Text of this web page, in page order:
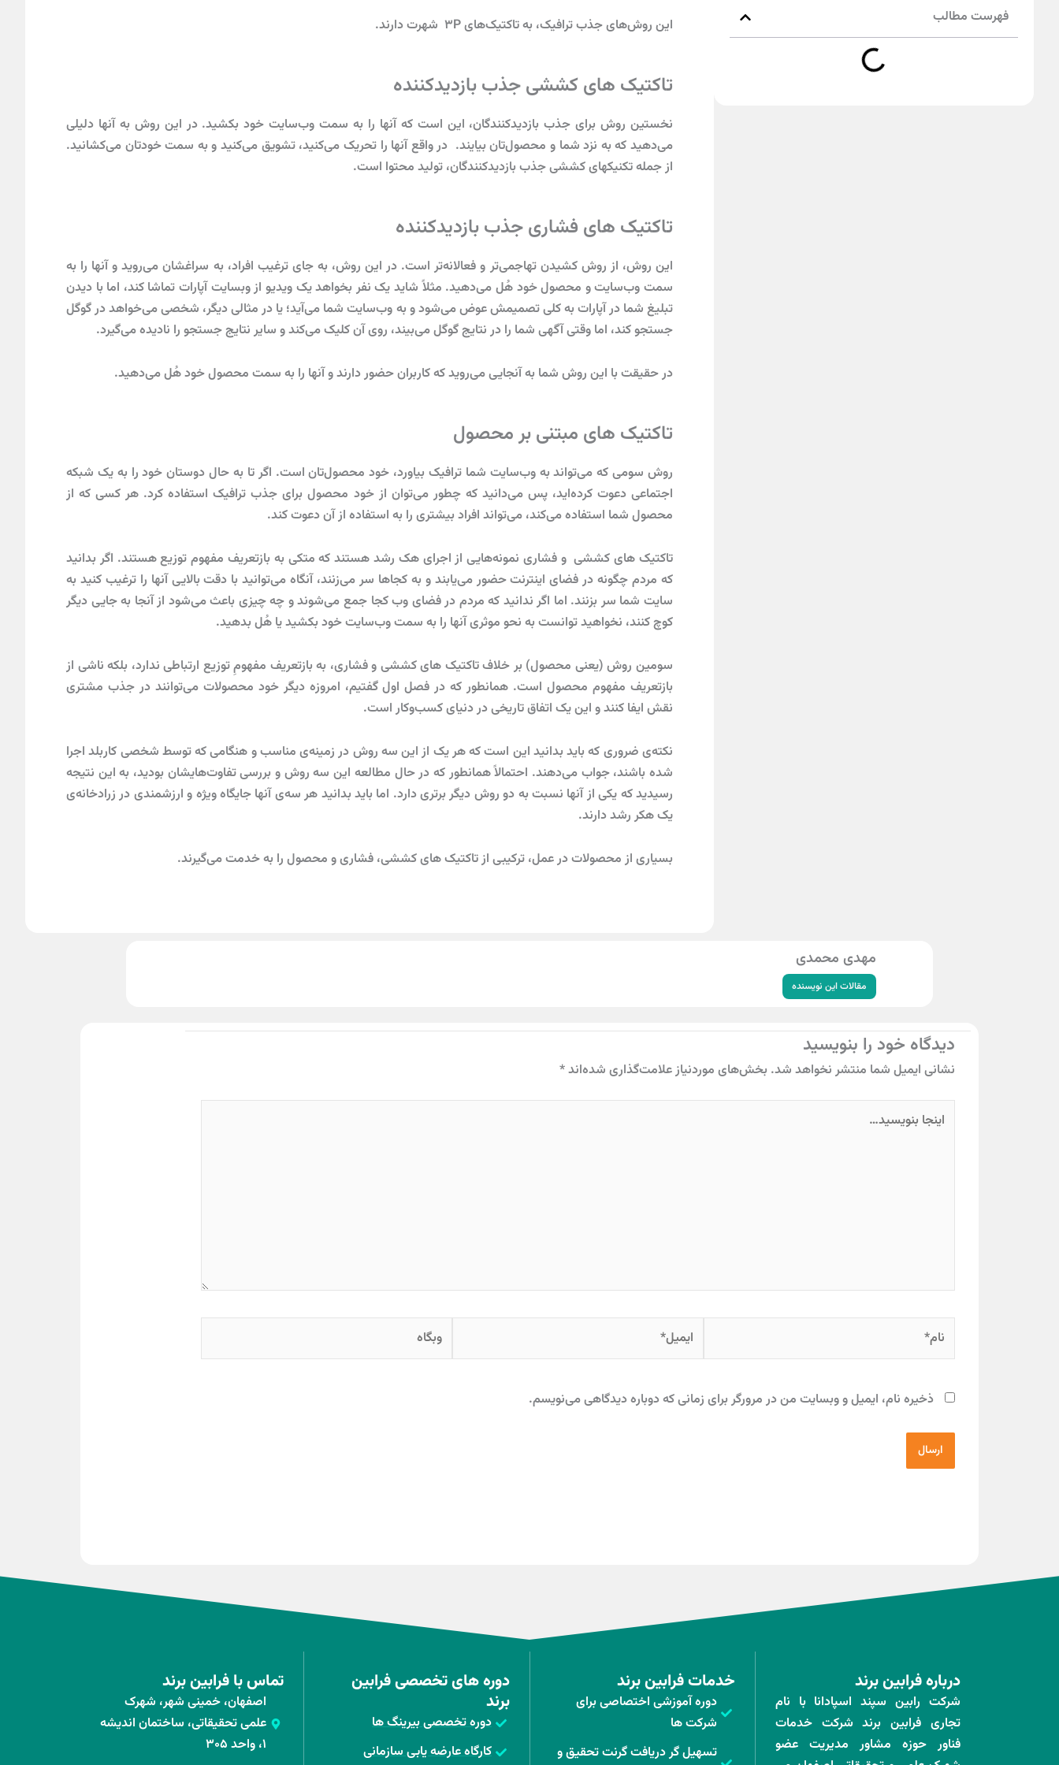
فهرست مطالب این روش‌های جذب ترافیک، به تاکتیک‌های 3P شهرت دارند.
تاکتیک های کششی جذب بازدیدکننده
نخستین روش برای جذب بازدیدکنندگان، این است که آنها را به سمت وب‌سایت خود بکشید. در این روش به آنها دلیلی
می‌دهید که به نزد شما و محصول‌تان بیایند. در واقع آنها را تحریک می‌کنید، تشویق می‌کنید و به سمت خودتان می‌کشانید.
از جمله تکنیک­های کششی جذب بازدیدکنندگان، تولید محتوا است.
تاکتیک های فشاری جذب بازدیدکننده
این روش، از روش کشیدن تهاجمی‌تر و فعالانه‌تر است. در این روش، به جای ترغیب افراد، به سراغشان می‌روید و آنها را به
سمت وب‌سایت و محصول خود هُل می‌دهید. مثلاً شاید یک نفر بخواهد یک ویدیو از وبسایت آپارات تماشا کند، اما با دیدن
تبلیغ شما در آپارات به کلی تصمیمش عوض می‌شود و به وب‌سایت شما می‌آید؛ یا در مثالی دیگر، شخصی می‌خواهد در گوگل
جستجو کند، اما وقتی آگهی شما را در نتایج گوگل می‌بیند، روی آن کلیک می‌کند و سایر نتایج جستجو را نادیده می‌گیرد.
در حقیقت با این روش شما به آنجایی می‌روید که کاربران حضور دارند و آنها را به سمت محصول خود هُل می‌دهید.
تاکتیک های مبتنی بر محصول
روش سومی که می‌تواند به وب‌سایت شما ترافیک بیاورد، خود محصول‌تان است. اگر تا به حال دوستان خود را به یک شبکه
اجتماعی دعوت کرده‌اید، پس می‌دانید که چطور می‌توان از خود محصول برای جذب ترافیک استفاده کرد. هر کسی که از
محصول شما استفاده می‌کند، می‌تواند افراد بیشتری را به استفاده از آن دعوت کند.
تاکتیک های کششی و فشاری نمونه‌هایی از اجرای هک رشد هستند که متکی به بازتعریف مفهوم توزیع هستند. اگر بدانید
که مردم چگونه در فضای اینترنت حضور می‌یابند و به کجاها سر می‌زنند، آنگاه می‌توانید با دقت بالایی آنها را ترغیب کنید به
سایت شما سر بزنند. اما اگر ندانید که مردم در فضای وب کجا جمع می‌شوند و چه چیزی باعث می‌شود از آنجا به جایی دیگر
کوچ کنند، نخواهید توانست به نحو موثری آنها را به سمت وب‌سایت خود بکشید یا هُل بدهید.
سومین روش (یعنی محصول) بر خلاف تاکتیک های کششی و فشاری، به بازتعریف مفهومِ توزیع ارتباطی ندارد، بلکه ناشی از
بازتعریف مفهوم محصول است. همانطور که در فصل اول گفتیم، امروزه دیگر خود محصولات می‌توانند در جذب مشتری
نقش ایفا کنند و این یک اتفاق تاریخی در دنیای کسب‌و‌کار است.
نکته‌ی ضروری که باید بدانید این است که هر یک از این سه روش در زمینه‌ی مناسب و هنگامی که توسط شخصی کاربلد اجرا
شده باشند، جواب می‌دهند. احتمالاً همانطور که در حال مطالعه این سه روش و بررسی تفاوت‌هایشان بودید، به این نتیجه
رسیدید که یکی از آنها نسبت به دو روش دیگر برتری دارد. اما باید بدانید هر سه‌ی آنها جایگاه ویژه و ارزشمندی در زرادخانه‌ی
یک هکر رشد دارند.
بسیاری از محصولات در عمل، ترکیبی از تاکتیک های کششی، فشاری و محصول را به خدمت می‌گیرند.
مهدی محمدی
مقالات این نویسنده
دیدگاه‌ خود را بنویسید
نشانی ایمیل شما منتشر نخواهد شد. بخش‌های موردنیاز علامت‌گذاری شده‌اند*
اینجا
بنویسید…
نام* ایمیل* وبگاه
ذخیره نام، ایمیل و وبسایت من در مرورگر برای زمانی که دوباره دیدگاهی می‌نویسم.
درباره فرابین برند
شرکت رابین سپند اسپادانا با نام
تجاری فرابین برند شرکت خدمات
فناور حوزه مشاور مدیریت عضو
خدمات فرابین برند
دوره آموزشی اختصاصی برای
شرکت ها
تسهیل گر دریافت گرنت تحقیق و
دوره های تخصصی فرابین
برند
دوره تخصصی بیرینگ ها
کارگاه عارضه یابی سازمانی
تماس با فرابین برند
اصفهان، خمینی شهر، شهرک
علمی تحقیقاتی، ساختمان اندیشه
۱، واحد ۳۰۵